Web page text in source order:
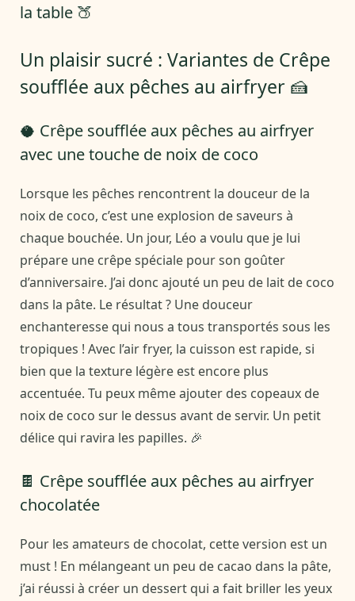
la table 🍑
Un plaisir sucré : Variantes de Crêpe
soufflée aux pêches au airfryer 🍰
🥥 Crêpe soufflée aux pêches au airfryer
avec une touche de noix de coco
Lorsque les pêches rencontrent la douceur de la
noix de coco, c’est une explosion de saveurs à
chaque bouchée. Un jour, Léo a voulu que je lui
prépare une crêpe spéciale pour son goûter
d’anniversaire. J’ai donc ajouté un peu de lait de coco
dans la pâte. Le résultat ? Une douceur
enchanteresse qui nous a tous transportés sous les
tropiques ! Avec l’air fryer, la cuisson est rapide, si
bien que la texture légère est encore plus
accentuée. Tu peux même ajouter des copeaux de
noix de coco sur le dessus avant de servir. Un petit
délice qui ravira les papilles. 🎉
🍫 Crêpe soufflée aux pêches au airfryer
chocolatée
Pour les amateurs de chocolat, cette version est un
must ! En mélangeant un peu de cacao dans la pâte,
j’ai réussi à créer un dessert qui a fait briller les yeux